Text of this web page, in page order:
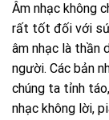
Âm nhạc không
rất tốt đối với
âm nhạc là thần
người. Các bản
chúng ta tỉnh
nhạc không lời,